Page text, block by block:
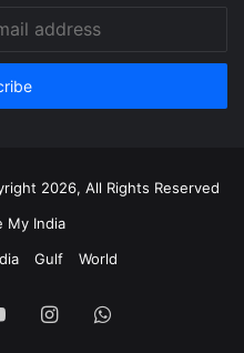
2026, All Rights Reserved
My India
Gulf World
YouTubeInstagramWhatsApp